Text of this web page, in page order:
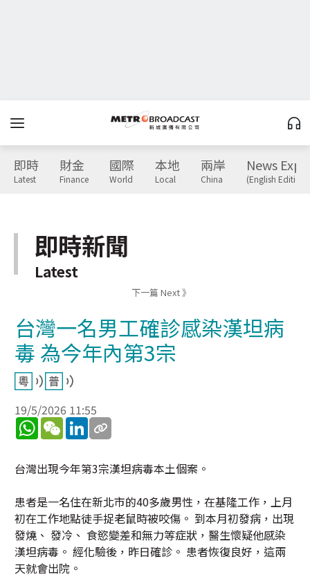
即時
Latest
財金
Finance
國際
World
本地
Local
兩岸
China
News
(English Edition)
即時新聞
Latest
下一篇 Next 》
台灣一名男工確診感染漢坦病
毒 為今年內第3宗
19/5/2026 11:55
WhatsApp
WeChatLinkedIn
台灣出現今年第3宗漢坦病毒本土個案。
患者是一名住在新北市的40多歲男性，在基隆工作，上月
初在工作地點徒手捉老鼠時被咬傷。 到本月初發病，出現
發燒、 發冷、 食慾變差和無力等症狀，醫生懷疑他感染
漢坦病毒。 經化驗後，昨日確診。 患者恢復良好，這兩
天就會出院。